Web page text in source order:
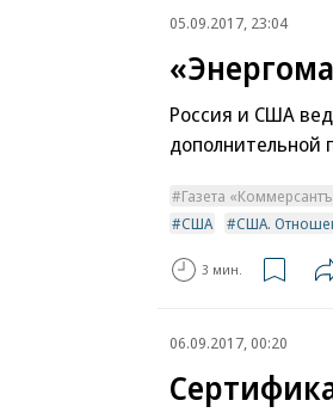
05.09.2017, 23:04
Россия и США
дополнительной
Газета
США
США.
3 мин.
06.09.2017, 00:20